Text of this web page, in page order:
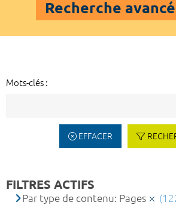
Recherche
Mots-clés :
EFFACER
FILTRES ACTIFS
Par type de contenu: Pages